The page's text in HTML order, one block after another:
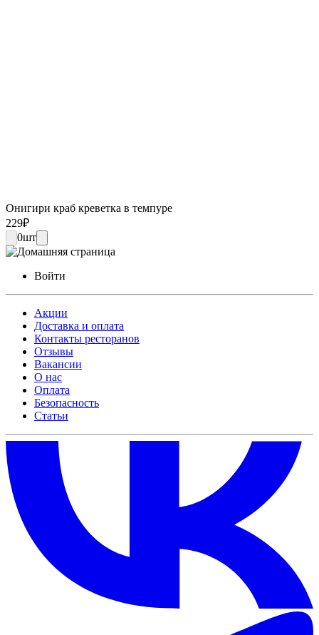
Онигири краб креветка в темпуре
229₽
0шт
Войти
Акции
Доставка и оплата
Контакты ресторанов
Отзывы
Вакансии
О нас
Оплата
Безопасность
Статьи